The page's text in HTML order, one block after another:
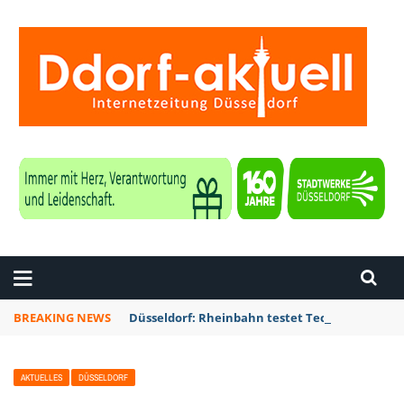
BREAKING NEWS Düsseldorf: Rheinbahn testet Technik zur
AKTUELLES DÜSSELDORF